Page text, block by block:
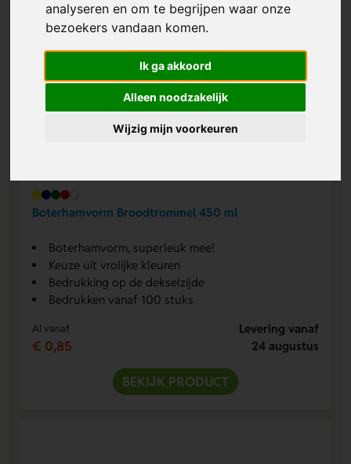
analyseren en om te begrijpen waar onze
bezoekers vandaan komen.
Ik ga akkoord
Alleen noodzakelijk
Wijzig mijn voorkeuren
Boterhamvorm Broodtrommel 450 ml
Boterhamvorm, superleuk mee!
Keuze uit vrolijke kleuren
Bedrukking op de dekselzijde
Bedrukken vanaf 100 stuks
Al vanaf
€ 0,85
Levering vanaf
24 augustus
BEKIJK PRODUCT